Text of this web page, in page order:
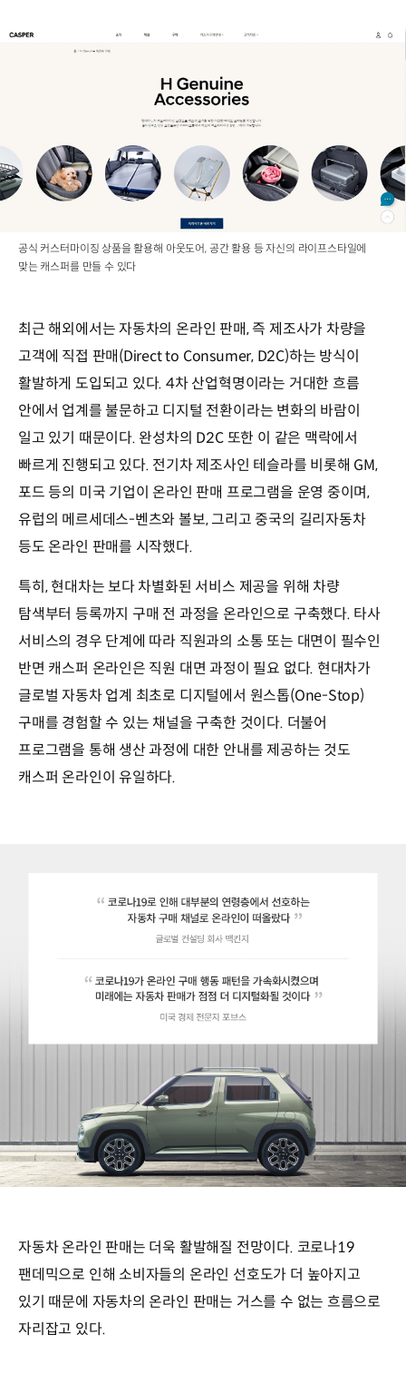
공식 커스터마이징 상품을 활용해 아웃도어, 공간 활용 등 자신의 라이프스타일에
맞는 캐스퍼를 만들 수 있다
최근 해외에서는 자동차의 온라인 판매, 즉 제조사가 차량을
고객에 직접 판매(Direct to Consumer, D2C)하는 방식이
활발하게 도입되고 있다. 4차 산업혁명이라는 거대한 흐름
안에서 업계를 불문하고 디지털 전환이라는 변화의 바람이
일고 있기 때문이다. 완성차의 D2C 또한 이 같은 맥락에서
빠르게 진행되고 있다. 전기차 제조사인 테슬라를 비롯해 GM,
포드 등의 미국 기업이 온라인 판매 프로그램을 운영 중이며,
유럽의 메르세데스-벤츠와 볼보, 그리고 중국의 길리자동차
등도 온라인 판매를 시작했다.
특히, 현대차는 보다 차별화된 서비스 제공을 위해 차량
탐색부터 등록까지 구매 전 과정을 온라인으로 구축했다. 타사
서비스의 경우 단계에 따라 직원과의 소통 또는 대면이 필수인
반면 캐스퍼 온라인은 직원 대면 과정이 필요 없다. 현대차가
글로벌 자동차 업계 최초로 디지털에서 원스톱(One-Stop)
구매를 경험할 수 있는 채널을 구축한 것이다. 더불어
프로그램을 통해 생산 과정에 대한 안내를 제공하는 것도
캐스퍼 온라인이 유일하다.
자동차 온라인 판매는 더욱 활발해질 전망이다. 코로나19
팬데믹으로 인해 소비자들의 온라인 선호도가 더 높아지고
있기 때문에 자동차의 온라인 판매는 거스를 수 없는 흐름으로
자리잡고 있다.